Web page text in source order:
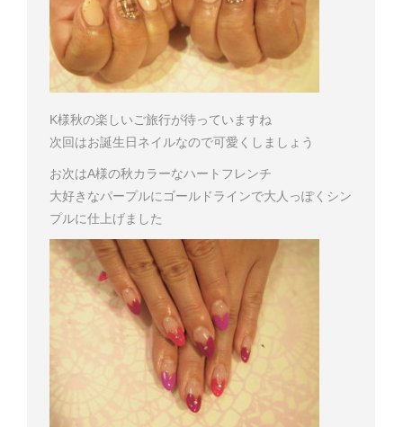
K様秋の楽しいご旅行が待っていますね
次回はお誕生日ネイルなので可愛くしましょう
お次はA様の秋カラーなハートフレンチ
大好きなパープルにゴールドラインで大人っぽくシン
プルに仕上げました